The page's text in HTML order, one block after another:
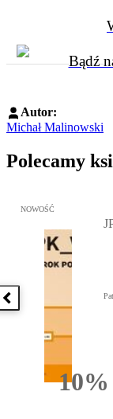
Bądź
Autor:
Michał Malinowski
Polecamy
Poprzednia książka
Przejdź do:
NOWOŚĆ
10%